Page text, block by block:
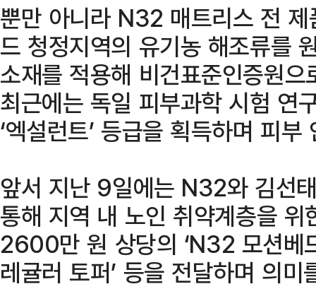
뿐만 아니라 N32 매트리스 전
드 청정지역의 유기농 해조류를
소재를 적용해 비건표준인증원
최근에는 독일 피부과학 시험 연
‘엑설런트’ 등급을 획득하며 피
앞서 지난 9일에는 N32와 김선
통해 지역 내 노인 취약계층을
2600만 원 상당의 ‘N32 모션베
레귤러 토퍼’ 등을 전달하며 의미